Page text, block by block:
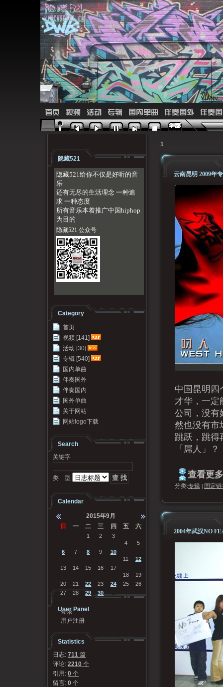
首页 视频 活动 专辑 国内单曲 伴奏国外 伴奏
1
云南昆明 2009年
中国昆明四
才华，一定
公司，没有
然也没有市
跳跃，跳得
「屌人」？
查看更
分类:专辑| 固定
2004年武汉NO
隐藏521
隐藏521给你不仅是好听的音
乐
还有无尽的生活理念 一种追
求 一种态度
所有音乐本着推广中国hiphop
为目的
隐藏521 公众号
Category
首页
视频 [141]
活动 [30]
专辑 [540]
国内单曲
伴奏国外
伴奏国内
国外单曲
关于网站
网站logo下载
Search
关键字
类 型
Calendar
2015年9月
日
一 二 三 四 五 六
1 2
3
4
5
6
7 8 9
10
11
12
13
14 15 16
17
18
19
20
21 22 23 24 25
26
27
28 29 30
1
2
3
User Panel
登录
用户注册
Statistics
日志: 711 篇
评论: 2210 个
引用: 0 个
留言: 0 个